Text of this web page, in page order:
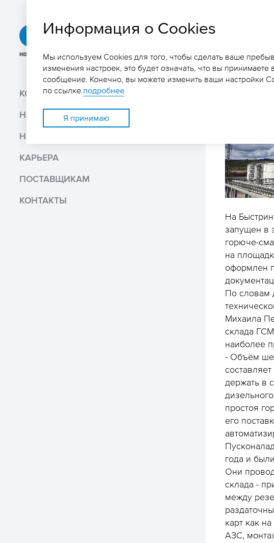
ГРК
КОМПАНИЯ
НАШ БИЗНЕС
НОВОСТИ И МЕДИА
КАРЬЕРА
ПОСТАВЩИКАМ
КОНТАКТЫ
На
запущен в
горюче-
на
оформлен
По словам
Михаила
склада
наиболее
- Объём
держать в
простоя
его
года и
Они
склада -
между
карт как
АЗС,
Поиск
Поделиться
Распечатать
Информация о Cookies
Мы используем Cookies для того, чтобы сделать ваше
изменения настроек, это будет означать, что вы
сообщение. Конечно, вы можете изменить ваши настройки
по ссылке подробнее
Я принимаю